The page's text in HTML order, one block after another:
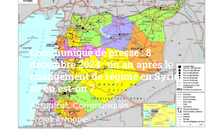
Communiqué de presse : 8
décembre 2024 : un an après le
changement de régime en Syrie,
où en est-on ?
Actualités,Communiqués,
Projet Arménie